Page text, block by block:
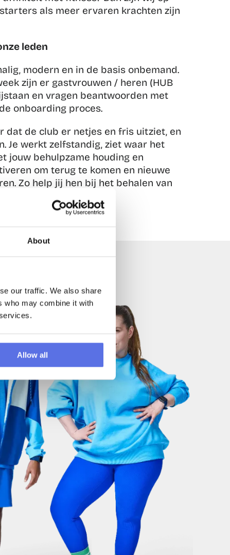
About
our traffic. We also share
who may combine it with
Allow all
als meer ervaren krachten zijn
leden
modern en in de basis onbemand.
zijn er gastvrouwen / heren (HUB
en vragen beantwoorden met
onboarding proces.
dat de club er netjes en fris uitziet, en
Je werkt zelfstandig, ziet waar het
jouw behulpzame houding en
om terug te komen en nieuwe
Zo help jij hen bij het behalen van